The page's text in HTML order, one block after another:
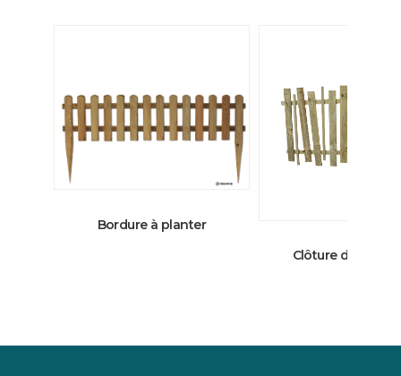
Bordure à planter
Clôture